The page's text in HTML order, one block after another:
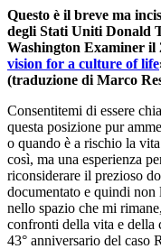
Questo è il breve ma
degli Stati Uniti Donald
Washington Examiner il
vision for a culture of life
(traduzione di Marco
Consentitemi di essere
questa posizione pur
o quando è a rischio la
così, ma una esperienza
riconsiderare il prezioso
documentato e quindi
nello spazio che mi
confronti della vita e della
43° anniversario del caso